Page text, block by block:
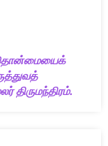
தொன்மையைக்
திருமந்திரம்.